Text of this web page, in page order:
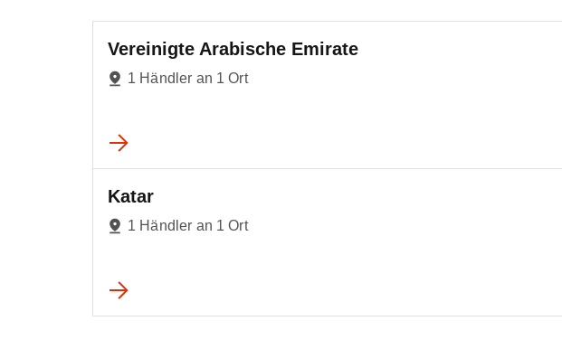
Vereinigte Arabische Emirate
1 Händler an 1 Ort
Katar
1 Händler an 1 Ort